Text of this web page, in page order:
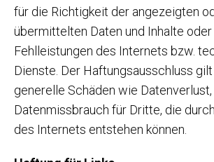
für die Richtigkeit der angezeigten
übermittelten Daten und Inhalte
Fehlleistungen des Internets bzw.
Dienste. Der Haftungsausschluss
generelle Schäden wie
Datenmissbrauch für Dritte, die
des Internets entstehen können.